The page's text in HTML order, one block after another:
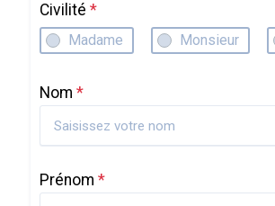
Civilité *
Madame Monsieur
Nom *
Prénom *